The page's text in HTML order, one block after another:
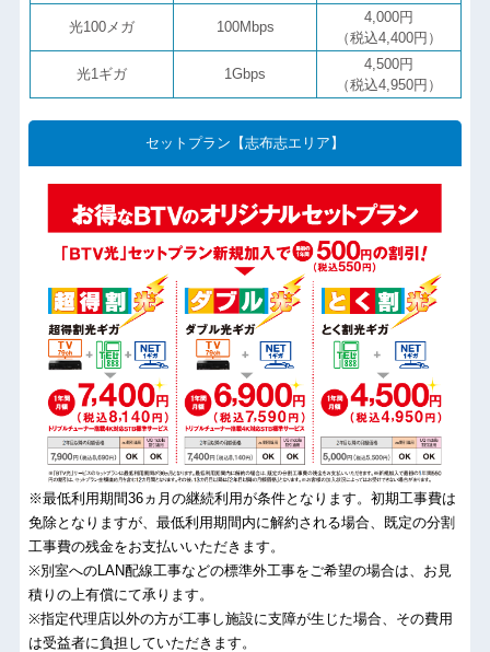
光100メガ 100Mbps
4,000円
（税込4,400円）
光1ギガ 1Gbps
4,500円
（税込4,950円）
セットプラン【志布志エリア】
※最低利用期間36ヵ月の継続利用が条件となります。初期工事費は
免除となりますが、最低利用期間内に解約される場合、既定の分割
工事費の残金をお支払いいただきます。
※別室へのLAN配線工事などの標準外工事をご希望の場合は、お見
積りの上有償にて承ります。
※指定代理店以外の方が工事し施設に支障が生じた場合、その費用
は受益者に負担していただきます。